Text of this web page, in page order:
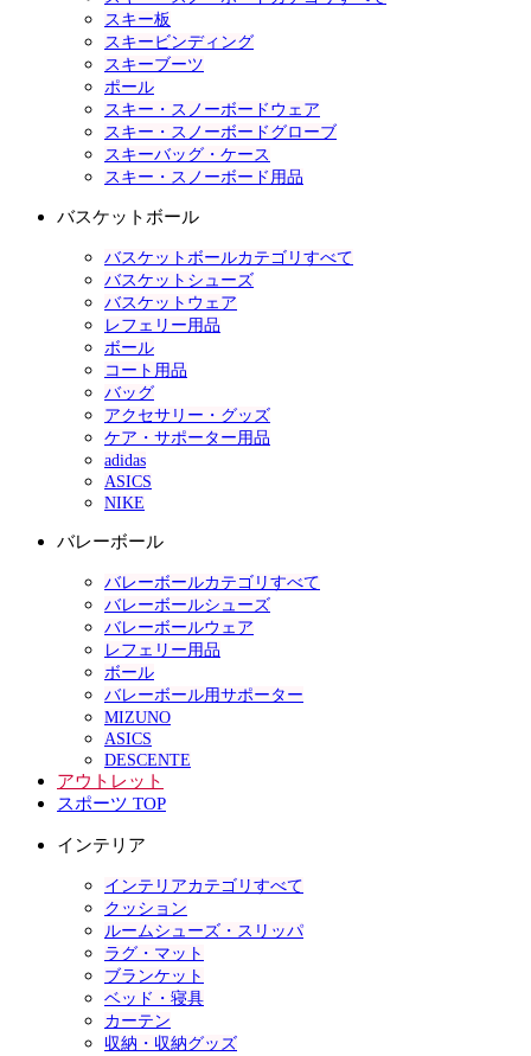
スキー板
スキービンディング
スキーブーツ
ポール
スキー・スノーボードウェア
スキー・スノーボードグローブ
スキーバッグ・ケース
スキー・スノーボード用品
バスケットボール
バスケットボールカテゴリすべて
バスケットシューズ
バスケットウェア
レフェリー用品
ボール
コート用品
バッグ
アクセサリー・グッズ
ケア・サポーター用品
adidas
ASICS
NIKE
バレーボール
バレーボールカテゴリすべて
バレーボールシューズ
バレーボールウェア
レフェリー用品
ボール
バレーボール用サポーター
MIZUNO
ASICS
DESCENTE
アウトレット
スポーツ TOP
インテリア
インテリアカテゴリすべて
クッション
ルームシューズ・スリッパ
ラグ・マット
ブランケット
ベッド・寝具
カーテン
収納・収納グッズ